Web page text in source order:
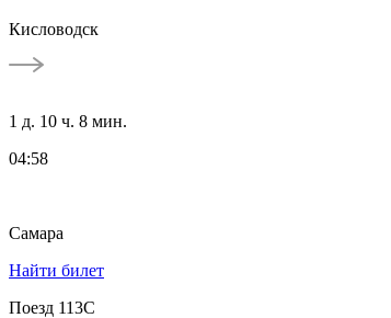
Кисловодск
1 д. 10 ч. 8 мин.
04:58
Самара
Найти билет
Поезд 113С